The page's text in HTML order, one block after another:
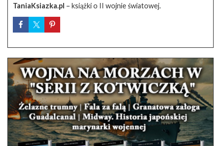
TaniaKsiazka.pl – książki o II wojnie światowej.